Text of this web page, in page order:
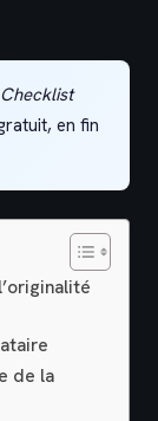
Checklist
en fin
de la